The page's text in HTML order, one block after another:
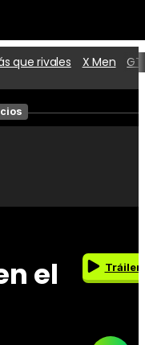
Cartelera
que rivales X Men
el Tráiler